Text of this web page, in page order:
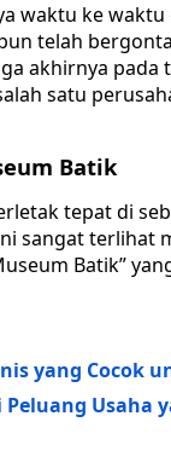
waktu ke
telah
akhirnya pada
satu
Batik
tepat di
sangat terlihat
Batik”
yang Cocok
Peluang Usaha